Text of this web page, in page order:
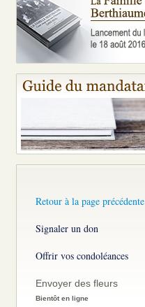
Retour à la page précédente
Signaler un don
Offrir vos condoléances
Envoyer des fleurs
Bientôt en ligne